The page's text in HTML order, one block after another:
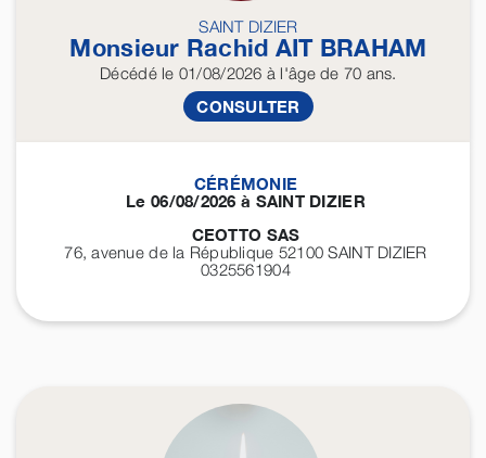
SAINT DIZIER
Monsieur Rachid AIT BRAHAM
Décédéle 01/08/2026 à l'âge de 70 ans.
CONSULTER
CÉRÉMONIE
Le 06/08/2026 à SAINT DIZIER
CEOTTO SAS
76, avenue de la République 52100SAINT DIZIER
0325561904